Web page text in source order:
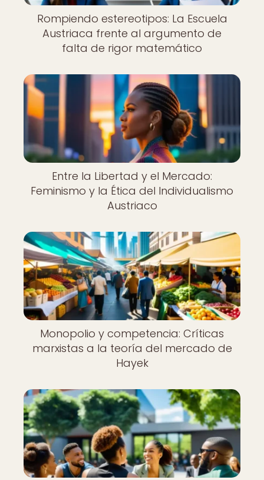
Rompiendo estereotipos: La Escuela
Austriaca frente al argumento de
falta de rigor matemático
Entre la Libertad y el Mercado:
Feminismo y la Ética del Individualismo
Austriaco
Monopolio y competencia: Críticas
marxistas a la teoría del mercado de
Hayek